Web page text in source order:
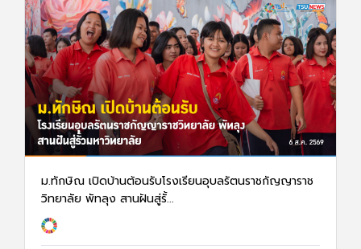
ม.ทักษิณ เปิดบ้านต้อนรับโรงเรียนอุบลรัตนราชกัญญาราช
วิทยาลัย พัทลุง สานฝันสู่รั้...